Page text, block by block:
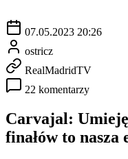
07.05.2023 20:26
ostricz
RealMadridTV
22 komentarzy
Carvajal:
finałów to nasza